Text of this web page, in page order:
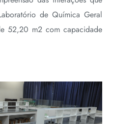
de Química Geral
52,20 m2 com capacidade